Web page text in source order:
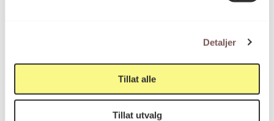
Detaljer
Tillat alle
Tillat utvalg
Viktig info